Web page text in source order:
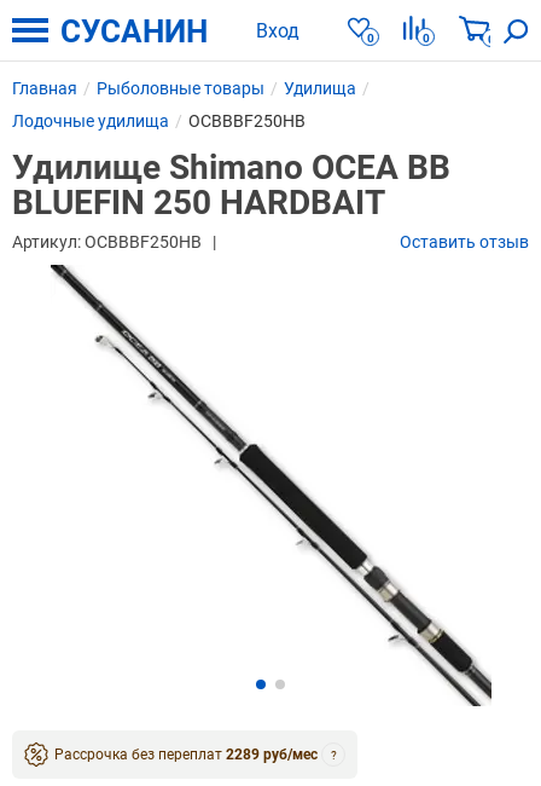
Вход 0 0 0
СУСАНИН
Главная Рыболовные товары
Удилища
Лодочные удилища
OCBBBF250HB
Удилище Shimano OCEA BB
BLUEFIN 250 HARDBAIT
Артикул:OCBBBF250HB Оставить отзыв
Рассрочка без переплат 2289 руб/мес ?